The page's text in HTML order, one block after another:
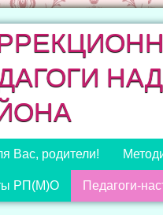
Вас, родители!
РП(М)О Педагоги-